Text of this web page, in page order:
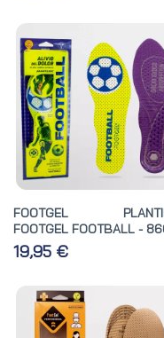
FOOTGEL
FOOTGEL FOOTBALL -
19,95 €